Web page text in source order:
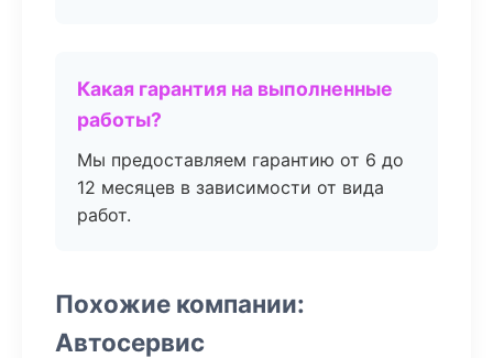
Какая гарантия на выполненные
работы?
Мы предоставляем гарантию от 6 до
12 месяцев в зависимости от вида
работ.
Похожие компании:
Автосервис